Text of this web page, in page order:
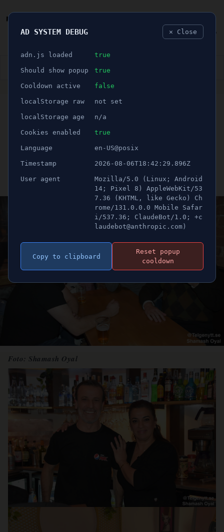
👮🏻‍♂️ BLÅLJUS ÅSIKTER SPORT
ANNONS
MINGELBILDER v.46 –
Se vilka som var ute i
helgen
Publicerad 19 november 2023 23:07
Foto: Shamash Oyal
AD SYSTEM DEBUG ✕ Close
adn.js loaded true
Should show popup true
Cooldown active false
localStorage raw not set
localStorage age n/a
Cookies enabled true
Language en-US@posix
Timestamp 2026-08-06T18:42:29.896Z
User agent
Mozilla/5.0 (Linux; Android
14; Pixel 8) AppleWebKit/53
7.36 (KHTML, like Gecko) Ch
rome/131.0.0.0 Mobile Safar
i/537.36; ClaudeBot/1.0; +c
laudebot@anthropic.com)
Copy to clipboard
Reset popup
cooldown